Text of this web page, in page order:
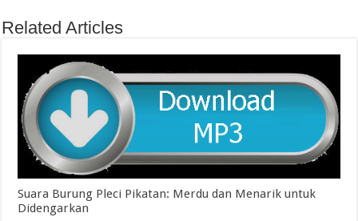
Related Articles
Suara Burung Pleci Pikatan: Merdu dan Menarik untuk
Didengarkan